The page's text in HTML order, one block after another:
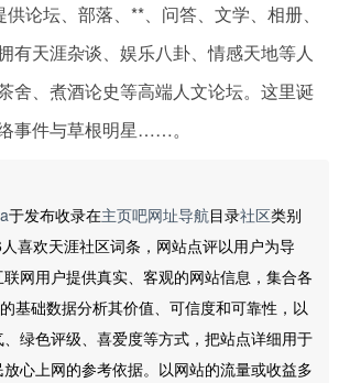
论坛、部落、**、问答、文学、相册、
有天涯杂谈、娱乐八卦、情感天地等人
舍、煮酒论史等高端人文论坛。这里诞
事件与草根明星……。
于发布收录在主页吧网址导航目录社区类别
喜欢天涯社区词条，网站点评以用户为导
网用户提供真实、客观的网站信息，集合各
基础数据分析其价值、可信度和可靠性，以
绿色评级、喜爱度等方式，把站点详细用于
心上网的参考依据。以网站的流量或收益多